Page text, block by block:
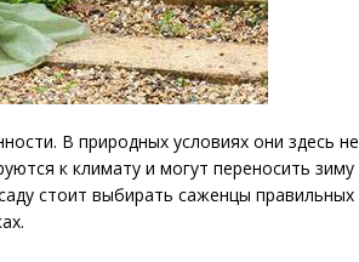
В природных условиях они здесь не
к климату и могут переносить зиму
стоит выбирать саженцы правильных